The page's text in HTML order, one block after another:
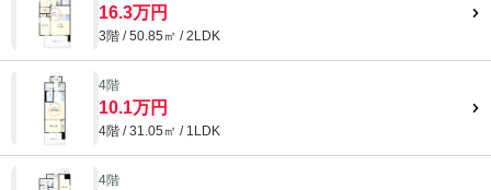
16.3万円
3階 / 50.85㎡ / 2LDK
4階
10.1万円
4階 / 31.05㎡ / 1LDK
4階